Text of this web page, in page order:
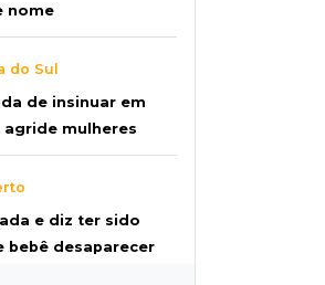
nome
do Sul
de insinuar em
mulheres
e diz ter sido
bebê desaparecer